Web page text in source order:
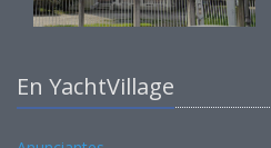
En YachtVillage